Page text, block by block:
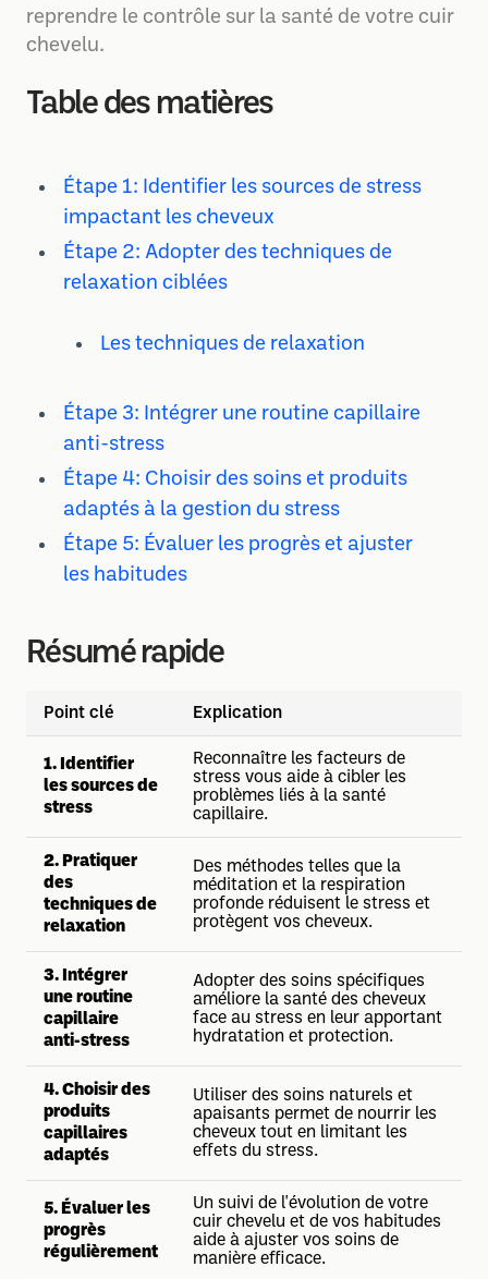
reprendre le contrôle sur la santé de votre cuir
chevelu.
Table des matières
Étape 1: Identifier les sources de stress
impactant les cheveux
Étape 2: Adopter des techniques de
relaxation ciblées
Les techniques de relaxation
Étape 3: Intégrer une routine capillaire
anti-stress
Étape 4: Choisir des soins et produits
adaptés à la gestion du stress
Étape 5: Évaluer les progrès et ajuster
les habitudes
Résumé rapide
Point clé Explication
1. Identifier
les sources de
stress
Reconnaître les facteurs de
stress vous aide à cibler les
problèmes liés à la santé
capillaire.
2. Pratiquer
des
techniques de
relaxation
Des méthodes telles que la
méditation et la respiration
profonde réduisent le stress et
protègent vos cheveux.
3. Intégrer
une routine
capillaire
anti-stress
Adopter des soins spécifiques
améliore la santé des cheveux
face au stress en leur apportant
hydratation et protection.
4. Choisir des
produits
capillaires
adaptés
Utiliser des soins naturels et
apaisants permet de nourrir les
cheveux tout en limitant les
effets du stress.
5. Évaluer les
progrès
régulièrement
Un suivi de l'évolution de votre
cuir chevelu et de vos habitudes
aide à ajuster vos soins de
manière efficace.